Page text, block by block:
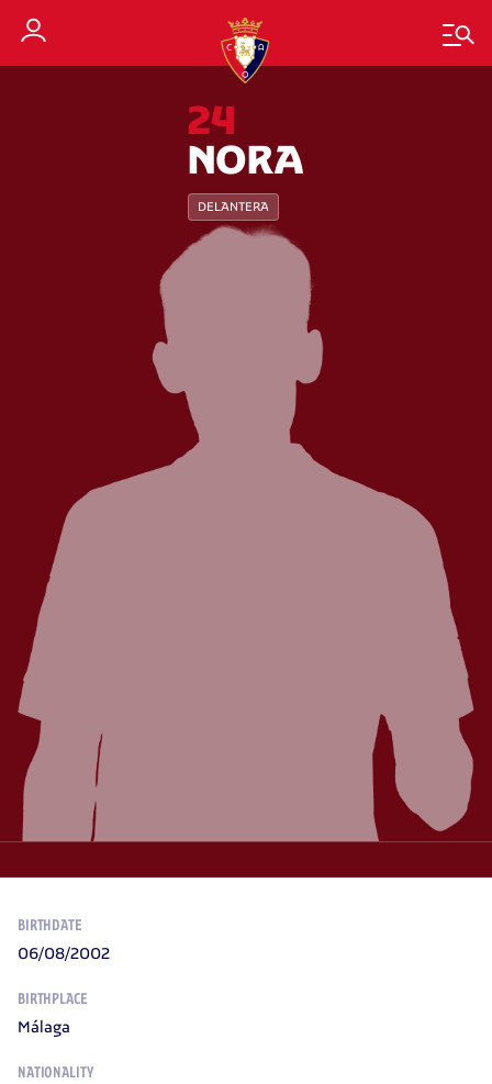
24
NORA
DELANTERA
BIRTHDATE
06/08/2002
BIRTHPLACE
Málaga
NATIONALITY